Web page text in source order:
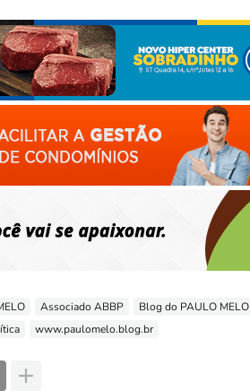
Associado ABBP
Blog do PAULO MELO
www.paulomelo.blog.br